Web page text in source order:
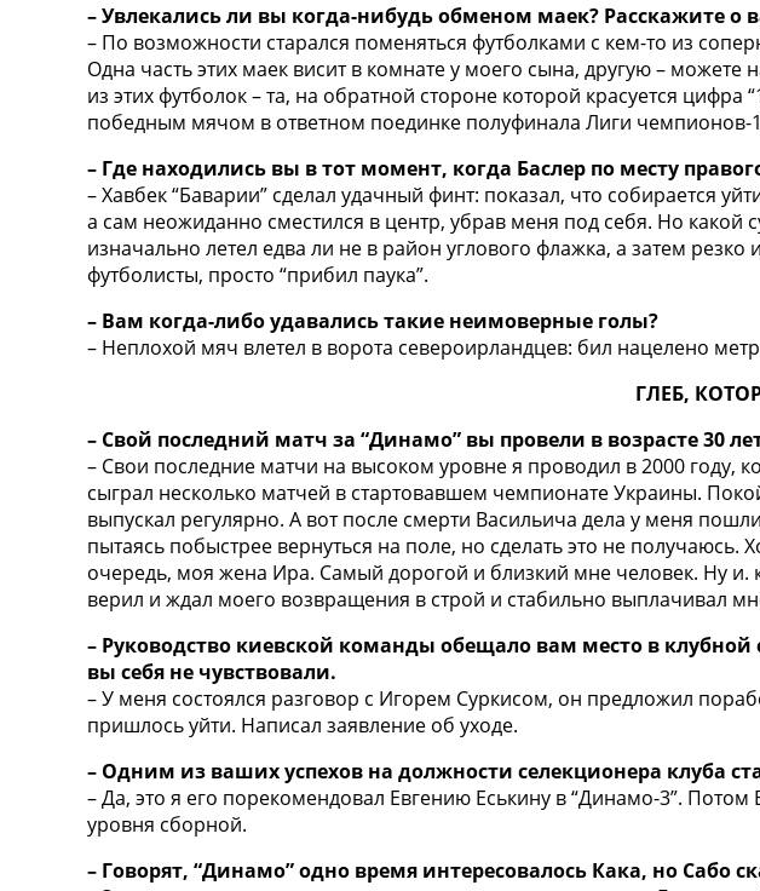
– Увлекались ли вы когда-нибудь обменом маек? Расскажите о
– По возможности старался поменяться футболками с кем-то из
Одна часть этих маек висит в комнате у моего сына, другую –
из этих футболок – та, на обратной стороне которой красуется
победным мячом в ответном поединке полуфинала Лиги чемпионов-
– Где находились вы в тот момент, когда Баслер по месту
– Хавбек “Баварии” сделал удачный финт: показал, что собирается
а сам неожиданно сместился в центр, убрав меня под себя. Но
изначально летел едва ли не в район углового флажка, а затем
футболисты, просто “прибил паука”.
– Вам когда-либо удавались такие неимоверные голы?
– Неплохой мяч влетел в ворота североирландцев: бил нацелено
ГЛЕБ,
– Свой последний матч за “Динамо” вы провели в возрасте 30
– Свои последние матчи на высоком уровне я проводил в 2000 году,
сыграл несколько матчей в стартовавшем чемпионате Украины.
выпускал регулярно. А вот после смерти Васильича дела у меня
пытаясь побыстрее вернуться на поле, но сделать это не
очередь, моя жена Ира. Самый дорогой и близкий мне человек. Ну и.
верил и ждал моего возвращения в строй и стабильно выплачивал
– Руководство киевской команды обещало вам место в
вы себя не чувствовали.
– У меня состоялся разговор с Игорем Суркисом, он предложил
пришлось уйти. Написал заявление об уходе.
– Одним из ваших успехов на должности селекционера клуба
– Да, это я его порекомендовал Евгению Еськину в “Динамо-3”.
уровня сборной.
– Говорят, “Динамо” одно время интересовалось Кака, но Сабо